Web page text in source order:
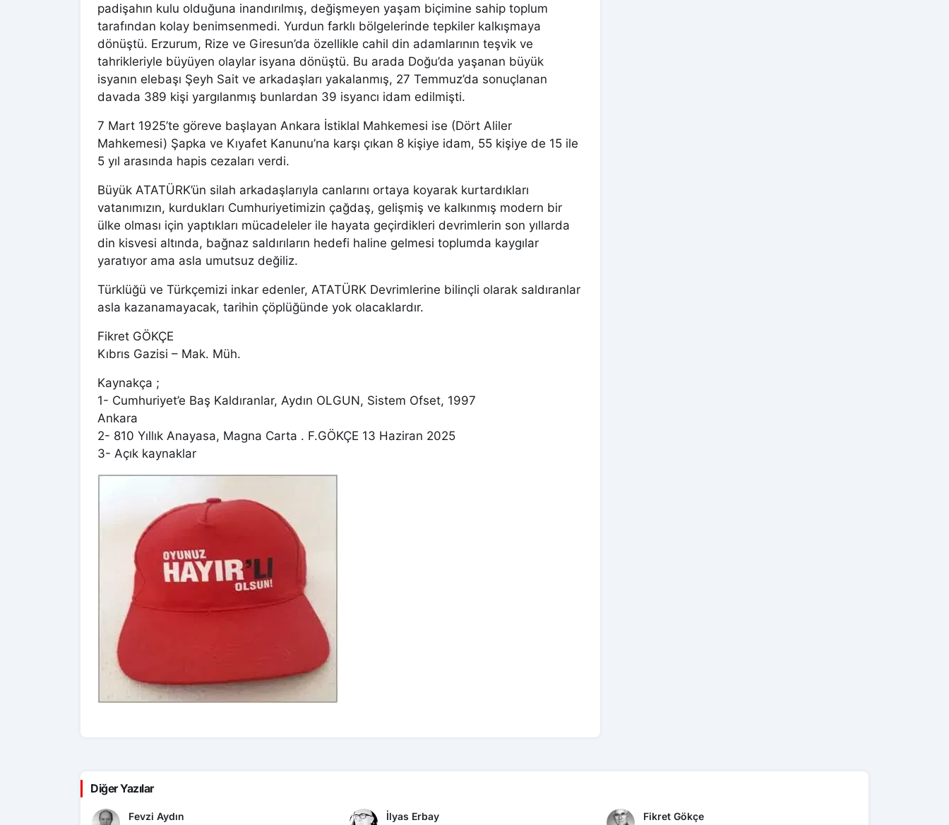
padişahın kulu olduğuna inandırılmış, değişmeyen yaşam biçimine sahip toplum
tarafından kolay benimsenmedi. Yurdun farklı bölgelerinde tepkiler kalkışmaya
dönüştü. Erzurum, Rize ve Giresun’da özellikle cahil din adamlarının teşvik ve
tahrikleriyle büyüyen olaylar isyana dönüştü. Bu arada Doğu’da yaşanan büyük
isyanın elebaşı Şeyh Sait ve arkadaşları yakalanmış, 27 Temmuz’da sonuçlanan
davada 389 kişi yargılanmış bunlardan 39 isyancı idam edilmişti.
7 Mart 1925’te göreve başlayan Ankara İstiklal Mahkemesi ise (Dört Aliler
Mahkemesi) Şapka ve Kıyafet Kanunu’na karşı çıkan 8 kişiye idam, 55 kişiye de 15 ile
5 yıl arasında hapis cezaları verdi.
Büyük ATATÜRK’ün silah arkadaşlarıyla canlarını ortaya koyarak kurtardıkları
vatanımızın, kurdukları Cumhuriyetimizin çağdaş, gelişmiş ve kalkınmış modern bir
ülke olması için yaptıkları mücadeleler ile hayata geçirdikleri devrimlerin son yıllarda
din kisvesi altında, bağnaz saldırıların hedefi haline gelmesi toplumda kaygılar
yaratıyor ama asla umutsuz değiliz.
Türklüğü ve Türkçemizi inkar edenler, ATATÜRK Devrimlerine bilinçli olarak saldıranlar
asla kazanamayacak, tarihin çöplüğünde yok olacaklardır.
Fikret GÖKÇE
Kıbrıs Gazisi – Mak. Müh.
Kaynakça ;
1- Cumhuriyet’e Baş Kaldıranlar, Aydın OLGUN, Sistem Ofset, 1997
Ankara
2- 810 Yıllık Anayasa, Magna Carta . F.GÖKÇE 13 Haziran 2025
3- Açık kaynaklar
Diğer Yazılar
Fevzi Aydın İlyas Erbay Fikret Gökçe